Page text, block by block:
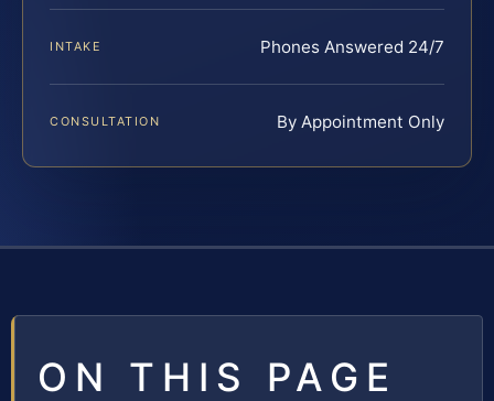
INTAKE Phones Answered 24/7
CONSULTATION By Appointment Only
ON THIS PAGE